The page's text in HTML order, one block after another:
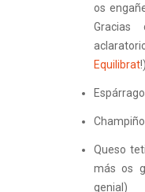
os
Equilibrat!)
Queso
más os
genial)